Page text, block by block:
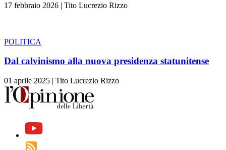
17 febbraio 2026 | Tito Lucrezio Rizzo
POLITICA
Dal calvinismo alla nuova presidenza statunitense
01 aprile 2025 | Tito Lucrezio Rizzo